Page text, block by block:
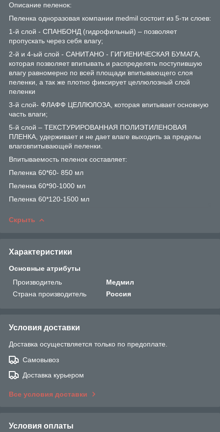
Описание пеленок:
Пеленка одноразовая компании medmil состоит из 5-ти слоев:
1-й слой - СПАНБОНД (гидрофильный) – позволяет
пропускать через себя влагу;
2-й и 4-ый слой - САНИТАНО - ГИГИЕНИЧЕСКАЯ БУМАГА,
которая позволяет впитывать и распределять поступившую
влагу равномерно по всей площади впитывающего слоя
пеленки, а так же плотно фиксирует целлюлозный слой
пеленки
3-й слой- ФЛАФФ ЦЕЛЛЮЛОЗА, которая впитывает основную
часть влаги;
5-й слой – ТЕКСТУРИРОВАННАЯ ПОЛИЭТИЛЕНОВАЯ
ПЛЕНКА, удерживает и не дает влаге выходить за пределы
влаговпитывающей пеленки.
Впитываемость пеленок составляет:
Пеленка 60*60- 850 мл
Пеленка 60*90-1000 мл
Пеленка 60*120-1500 мл
Скрыть
Характеристики
Основные атрибуты
Производитель
Медмил
Страна производитель
Россия
Условия доставки
Доставка осуществляется только по предоплате.
Самовывоз
Доставка курьером
Все условия доставки
Условия оплаты